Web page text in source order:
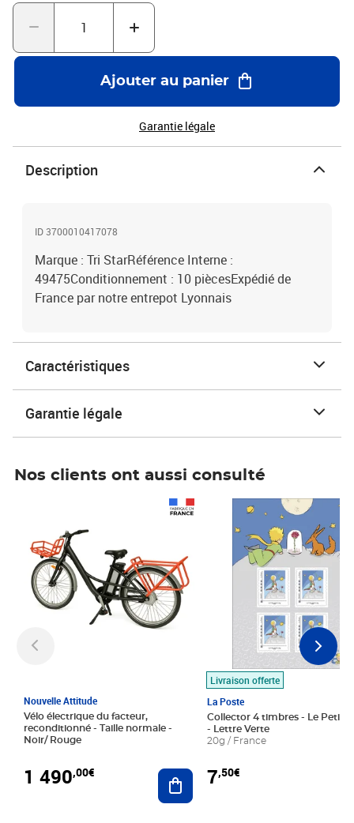
Ajouter au panier
Garantie légale
Description
ID 3700010417078
Marque : Tri StarRéférence Interne :
49475Conditionnement : 10 piècesExpédié de
France par notre entrepot Lyonnais
Caractéristiques
Garantie légale
Nos clients ont aussi consulté
Nouvelle Attitude
Vélo électrique du facteur,
reconditionné - Taille normale -
Noir/ Rouge
1 490,00€ Ajouter au panier
Livraison offerte
La Poste
Collector 4 timbres - Le Petit
- Lettre Verte
20g / France
7,50€
Prix 7,50€